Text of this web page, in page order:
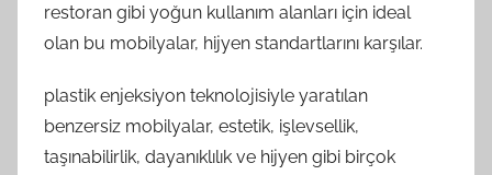
restoran gibi yoğun kullanım alanları için ideal
olan bu mobilyalar, hijyen standartlarını karşılar.
plastik enjeksiyon teknolojisiyle yaratılan
benzersiz mobilyalar, estetik, işlevsellik,
taşınabilirlik, dayanıklılık ve hijyen gibi birçok